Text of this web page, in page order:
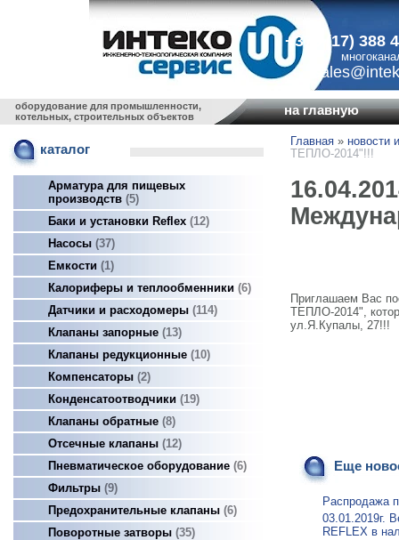
+375 (17) 388
оборудование для промышленности,
котельных, строительных объектов
на главную
каталог
Арматура для пищевых
производств 5
Баки и установки Reflex 12
Насосы 37
Емкости
1
Калориферы и теплообменники 6
Датчики и расходомеры 114
Клапаны запорные 13
Клапаны редукционные 10
Компенсаторы 2
Конденсатоотводчики
19
Клапаны обратные 8
Отсечные клапаны 12
Пневматическое оборудование 6
Фильтры 9
Предохранительные клапаны 6
Поворотные затворы 35
Главная » новости
ТЕПЛО-2014"!!!
Приглашаем Вас
ТЕПЛО-2014",
ул.Я.Купалы, 27!!!
Еще
Распродажа
03.01.2019г.
REFLEX в